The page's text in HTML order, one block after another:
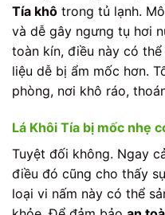
Tía khô trong tủ lạnh.
và dễ gây ngưng tụ hơi
toàn kín, điều này có
liệu dễ bị ẩm mốc hơn.
phòng, nơi khô ráo,
Lá Khôi Tía bị mốc nhẹ
Tuyệt đối không. Ngay
điều đó cũng cho thấy
loại vi nấm này có thể